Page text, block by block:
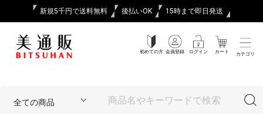
新規5千円で送料無料 後払いOK 15時まで即日発送
初めての方 会員登録 ログイン カート カテゴリ